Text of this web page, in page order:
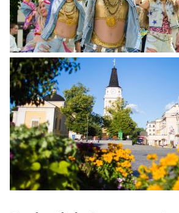
Linkki
ulkoiselle
sivulle